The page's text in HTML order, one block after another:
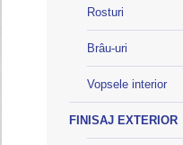
Rosturi
Brâu-uri
Vopsele interior
FINISAJ EXTERIOR